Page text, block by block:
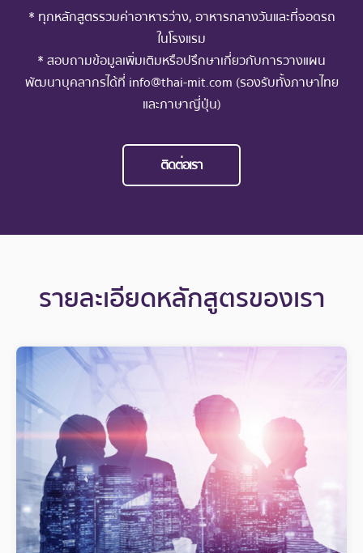
* ทุกหลักสูตรรวมค่าอาหารว่าง, อาหารกลางวันและที่จอดรถ
ในโรงแรม
* สอบถามข้อมูลเพิ่มเติมหรือปรึกษาเกี่ยวกับการวางแผน
พัฒนาบุคลากรได้ที่ info@thai-mit.com (รองรับทั้งภาษาไทย
และภาษาญี่ปุ่น)
ติดต่อเรา
รายละเอียดหลักสูตรของเรา